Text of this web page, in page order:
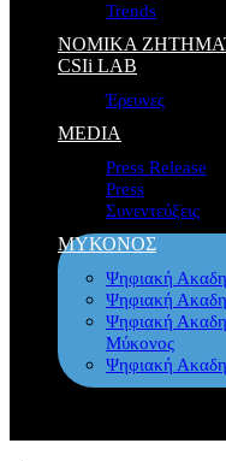
Trends
ΝΟΜΙΚΑ
CSIi LAB
Έρευνες
MEDIA
Press Release
Press
Συνεντεύξεις
ΜΥΚΟΝΟΣ
Ψηφιακή
Ψηφιακή
Ψηφιακή
Μύκονος
Ψηφιακή